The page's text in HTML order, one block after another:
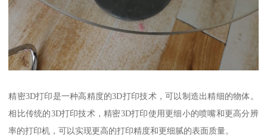
精密3D打印是一种高精度的3D打印技术，可以制造出精细的物体。
相比传统的3D打印技术，精密3D打印使用更细小的喷嘴和更高分辨
率的打印机，可以实现更高的打印精度和更细腻的表面质量。